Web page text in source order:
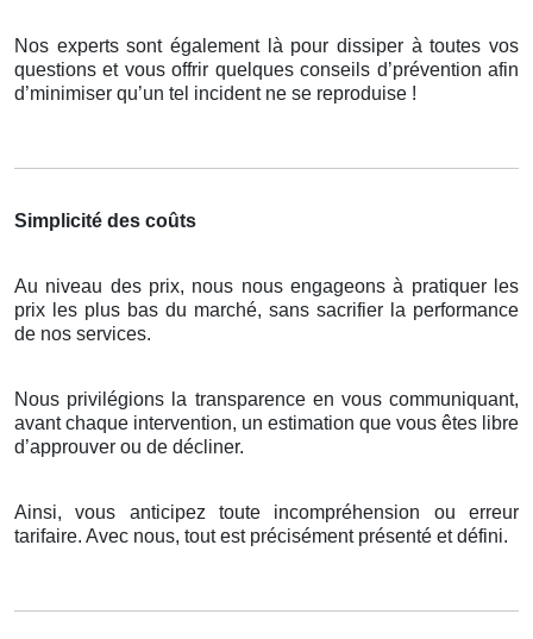
Nos experts sont également là pour dissiper à toutes vos
questions et vous offrir quelques conseils d’prévention afin
d’minimiser qu’un tel incident ne se reproduise !
Simplicité des coûts
Au niveau des prix, nous nous engageons à pratiquer les
prix les plus bas du marché, sans sacrifier la performance
de nos services.
Nous privilégions la transparence en vous communiquant,
avant chaque intervention, un estimation que vous êtes libre
d’approuver ou de décliner.
Ainsi, vous anticipez toute incompréhension ou erreur
tarifaire. Avec nous, tout est précisément présenté et défini.